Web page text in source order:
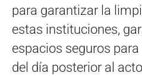
para garantizar la
estas instituciones,
espacios seguros
del día posterior al